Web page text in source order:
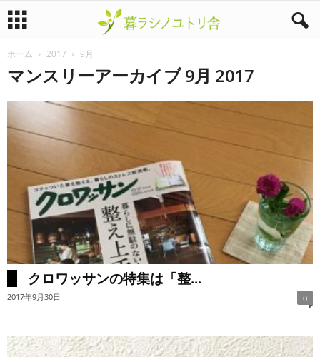
暮ホーム 2017 9月
マンスリーアーカイブ 9月 2017
クロワッサンの特集は「整...
2017年9月30日 0